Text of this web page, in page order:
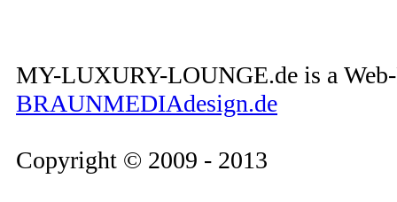
MY-LUXURY-LOUNGE.de is a
BRAUNMEDIAdesign.de
Copyright © 2009 - 2013